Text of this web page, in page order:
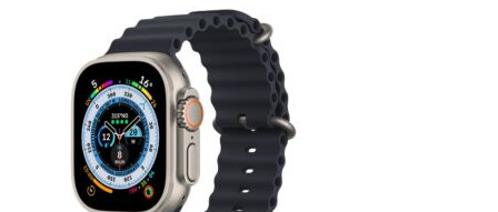
era:
909,00€.
è:
840,00€.